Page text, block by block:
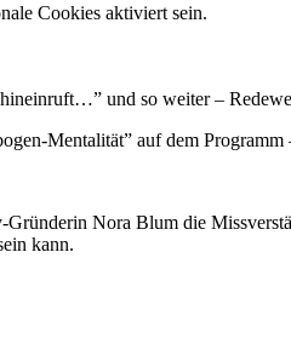
Cookies aktiviert sein.
und so weiter –
Mentalität” auf dem
Gründerin Nora Blum die
kann.